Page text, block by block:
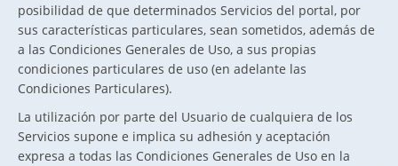
posibilidad de que determinados Servicios del portal, por
sus características particulares, sean sometidos, además de
a las Condiciones Generales de Uso, a sus propias
condiciones particulares de uso (en adelante las
Condiciones Particulares).
La utilización por parte del Usuario de cualquiera de los
Servicios supone e implica su adhesión y aceptación
expresa a todas las Condiciones Generales de Uso en la